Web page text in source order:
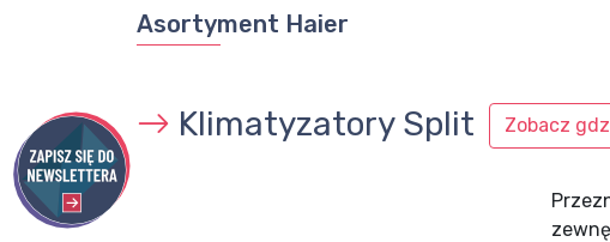
Asortyment Haier
Klimatyzatory Split Zobacz